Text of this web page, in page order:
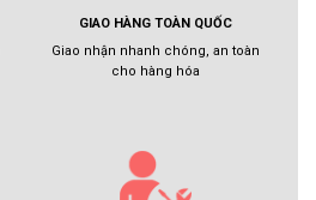
GIAO HÀNG TOÀN QUỐC
Giao nhận nhanh chóng, an toàn
cho hàng hóa